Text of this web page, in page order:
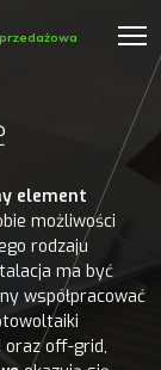
element
możliwości
rodzaju
ma być
współpracować
oraz off-grid,